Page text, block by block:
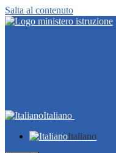
Salta al contenuto
Italiano
Italiano